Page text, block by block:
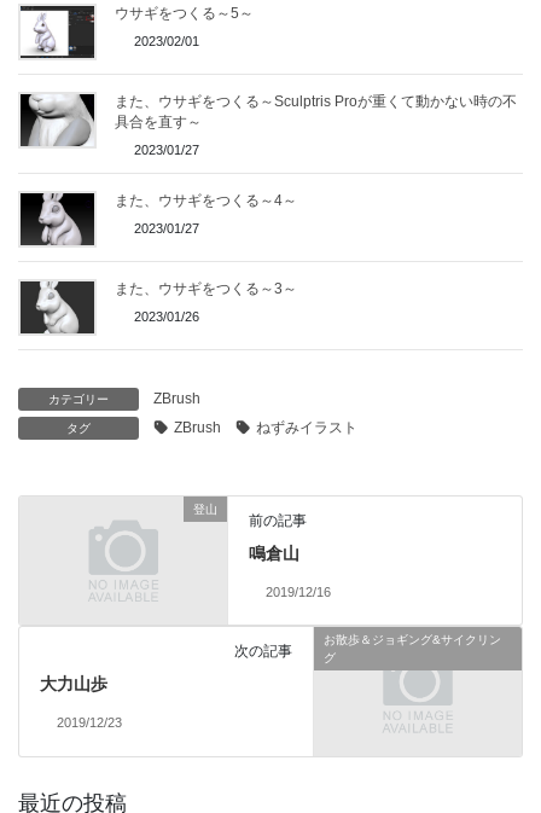
ウサギをつくる～5～
2023/02/01
また、ウサギをつくる～Sculptris Proが重くて動かない時の不
具合を直す～
2023/01/27
また、ウサギをつくる～4～
2023/01/27
また、ウサギをつくる～3～
2023/01/26
カテゴリー ZBrush
タグ ZBrush ねずみイラスト
登山
前の記事
鳴倉山
2019/12/16
お散歩＆ジョギング&サイクリン
グ
次の記事
大力山歩
2019/12/23
最近の投稿